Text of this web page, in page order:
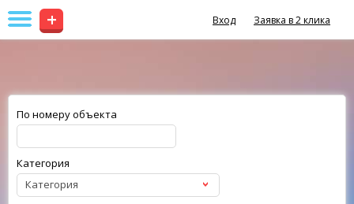
+ Вход Заявка в 2 клика
Категория
Категория
По номеру объекта